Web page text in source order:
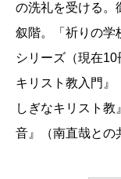
の洗礼を受ける。
叙階。「祈りの学
シリーズ（現在
キリスト教入門』
しぎなキリスト
音』（南直哉との